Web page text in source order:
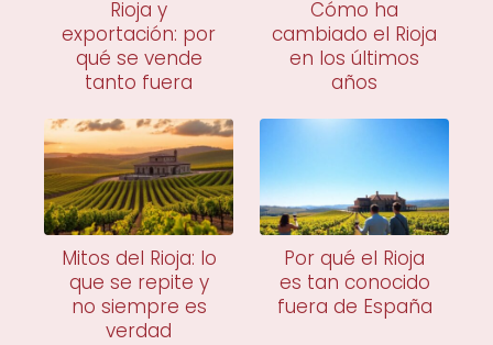
Rioja y
exportación: por
qué se vende
tanto fuera
Cómo ha
cambiado el Rioja
en los últimos
años
Mitos del Rioja: lo
que se repite y
no siempre es
verdad
Por qué el Rioja
es tan conocido
fuera de España